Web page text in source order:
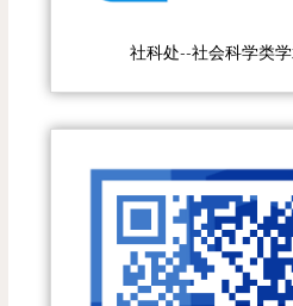
社科处--社会科学类